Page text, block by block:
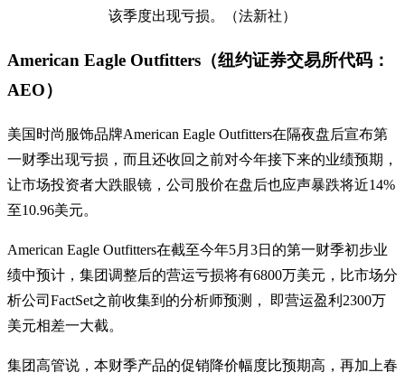
该季度出现亏损。（法新社）
American Eagle Outfitters（纽约证券交易所代码：
AEO）
美国时尚服饰品牌American Eagle Outfitters在隔夜盘后宣布第
一财季出现亏损，而且还收回之前对今年接下来的业绩预期，
让市场投资者大跌眼镜，公司股价在盘后也应声暴跌将近14%
至10.96美元。
American Eagle Outfitters在截至今年5月3日的第一财季初步业
绩中预计，集团调整后的营运亏损将有6800万美元，比市场分
析公司FactSet之前收集到的分析师预测， 即营运盈利2300万
美元相差一大截。
集团高管说，本财季产品的促销降价幅度比预期高，再加上春